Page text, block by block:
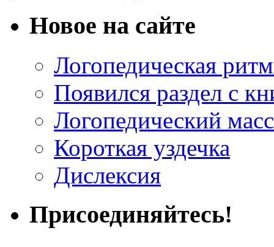
Новое на сайте
Логопедическая
Появился раздел с
Логопедический
Короткая уздечка
Дислексия
Присоединяйтесь!